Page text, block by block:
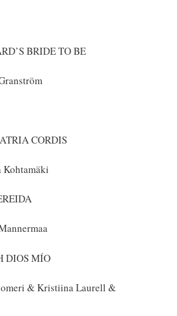
BRIDE TO BE
CORDIS
DIOS MÍO
& Kristiina Laurell &